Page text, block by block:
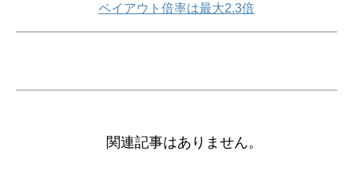
ペイアウト倍率は最大2.3倍
関連記事はありません。